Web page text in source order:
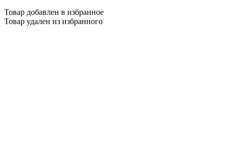
Товар добавлен в избранное
Товар удален из избранного